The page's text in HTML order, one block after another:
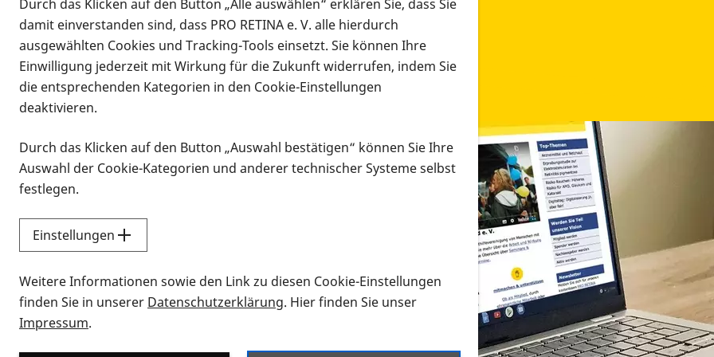
Infomaterial
Infomaterial
Vorlesen
Alle Infomaterialien in verschiedenen Formaten an
Sie möchten wissen, wie Sie nach Infonmaterial suchen und dieses bestellen bzw. herunterladen
Durch das Klicken auf den Button „Alle auswählen“ erklären Sie, dass Sie
damit einverstanden sind, dass PRO RETINA e. V. alle hierdurch
ausgewählten Cookies und Tracking-Tools einsetzt. Sie können Ihre
Einwilligung jederzeit mit Wirkung für die Zukunft widerrufen, indem Sie
die entsprechenden Kategorien in den Cookie-Einstellungen
deaktivieren.
Durch das Klicken auf den Button „Auswahl bestätigen“ können Sie Ihre
Auswahl der Cookie-Kategorien und anderer technischer Systeme selbst
festlegen.
Einstellungen
Weitere Informationen sowie den Link zu diesen Cookie-Einstellungen
finden Sie in unserer Datenschutzerklärung. Hier finden Sie unser
Impressum.